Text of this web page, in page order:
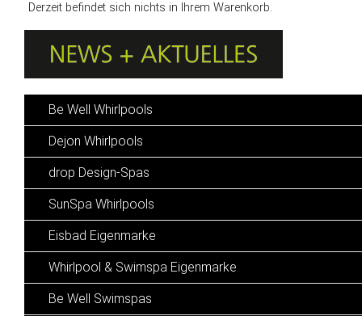
Derzeit befindet sich nichts in Ihrem Warenkorb.
Be Well Whirlpools
Dejon Whirlpools
drop Design-Spas
SunSpa Whirlpools
Eisbad Eigenmarke
Whirlpool & Swimspa Eigenmarke
Be Well Swimspas